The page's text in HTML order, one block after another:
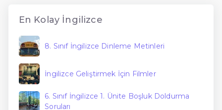
En Kolay İngilizce
8. Sınıf İngilizce Dinleme Metinleri
İngilizce Geliştirmek İçin Filmler
6. Sınıf İngilizce 1. Ünite Boşluk Doldurma
Soruları